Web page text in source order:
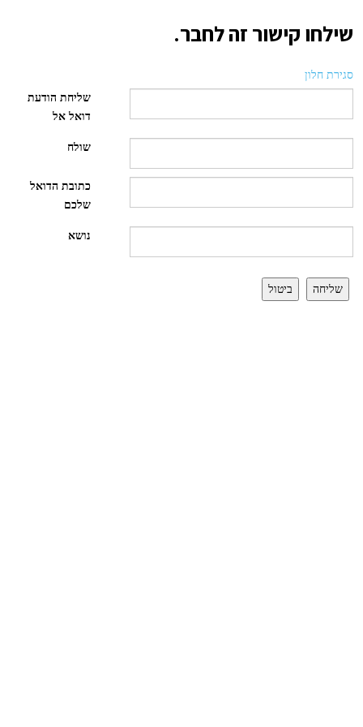
שילחו קישור זה לחבר.
סגירת חלון
שליחת הודעת
דואל אל
שולח
כתובת הדואל
שלכם
נושא
שליחה ביטול